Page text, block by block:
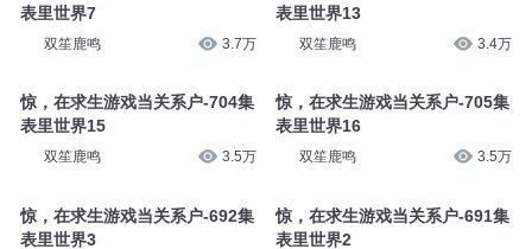
表里世界7
双笙鹿鸣 3.7万
惊，在求生游戏当关系户-704集
表里世界15
双笙鹿鸣 3.5万
惊，在求生游戏当关系户-692集
表里世界3
表里世界13
双笙鹿鸣 3.4万
惊，在求生游戏当关系户-705集
表里世界16
双笙鹿鸣 3.5万
惊，在求生游戏当关系户-691集
表里世界2